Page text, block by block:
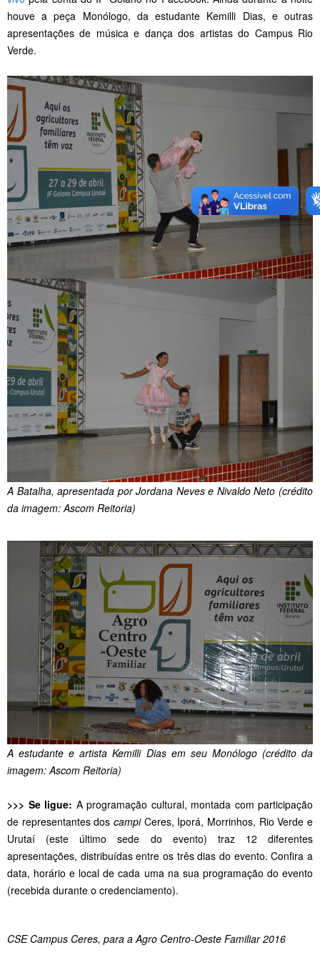
houve a peça Monólogo, da estudante Kemilli Dias, e outras
apresentações de música e dança dos artistas do Campus Rio
Verde.
A Batalha, apresentada por Jordana Neves e Nivaldo Neto (crédito
da imagem: Ascom Reitoria)
A estudante e artista Kemilli Dias em seu Monólogo (crédito da
imagem: Ascom Reitoria)
>>> Se ligue: A programação cultural, montada com participação
de representantes dos campiCeres, Iporá, Morrinhos, Rio Verde e
Urutaí (este último sede do evento) traz 12 diferentes
apresentações, distribuídas entre os três dias do evento. Confira a
data, horário e local de cada uma na sua programação do evento
(recebida durante o credenciamento).
CSE Campus Ceres, para a Agro Centro-Oeste Familiar 2016